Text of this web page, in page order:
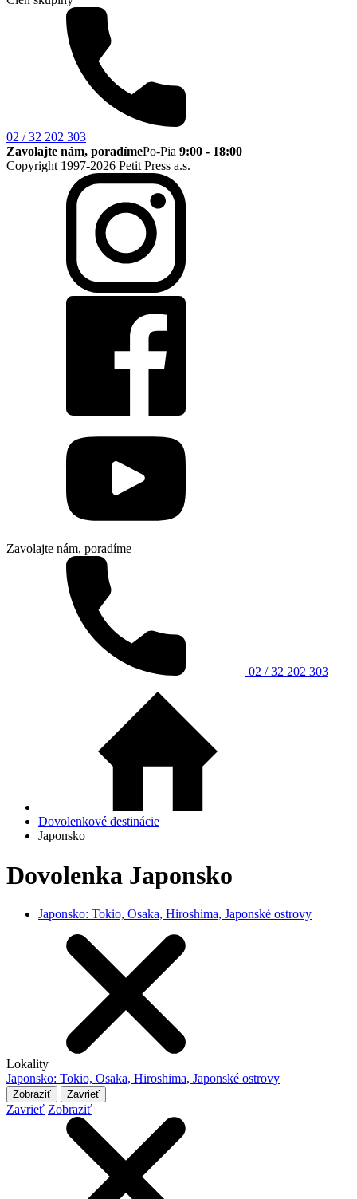
02 / 32 202 303
Zavolajte nám, poradímePo-Pia 9:00 - 18:00
Copyright 1997-2026 Petit Press a.s.
Zavolajte nám, poradíme
02 / 32 202 303
Dovolenkové destinácie
Japonsko
Dovolenka Japonsko
Japonsko: Tokio, Osaka, Hiroshima, Japonské ostrovy
Lokality
Japonsko: Tokio, Osaka, Hiroshima, Japonské ostrovy
Zobraziť Zavrieť
Zavrieť Zobraziť